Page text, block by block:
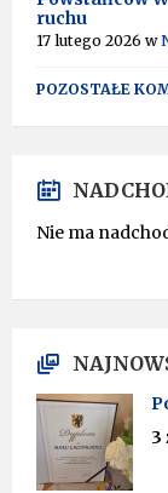
ruchu
17 lutego 2026 w
POZOSTAŁE
Nie ma
3